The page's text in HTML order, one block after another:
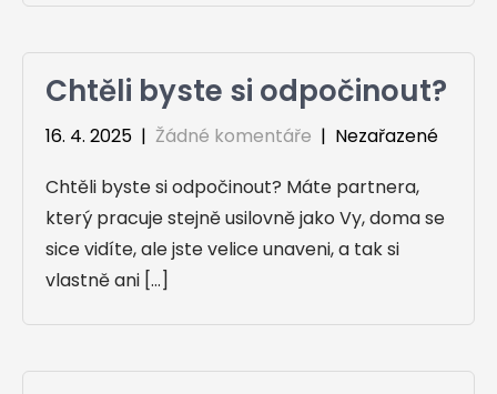
Chtěli byste si odpočinout?
16. 4. 2025 | Žádné komentáře | Nezařazené
Chtěli byste si odpočinout? Máte partnera,
který pracuje stejně usilovně jako Vy, doma se
sice vidíte, ale jste velice unaveni, a tak si
vlastně ani […]